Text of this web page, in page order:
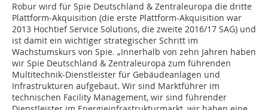
Robur wird für Spie Deutschland & Zentraleuropa die dritte
Plattform-Akquisition (die erste Plattform-Akquisition war
2013 Hochtief Service Solutions, die zweite 2016/17 SAG) und
ist damit ein wichtiger strategischer Schritt im
Wachstumskurs von Spie. „Innerhalb von zehn Jahren haben
wir Spie Deutschland & Zentraleuropa zum führenden
Multitechnik-Dienstleister für Gebäudeanlagen und
Infrastrukturen aufgebaut. Wir sind Marktführer im
technischen Facility Management, wir sind führender